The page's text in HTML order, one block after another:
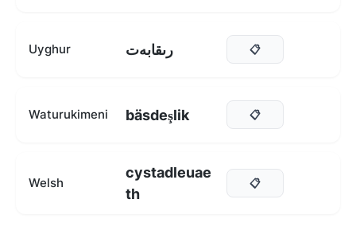
Uyghur رىقابەت 📋
Waturukimeni bäsdeşlik 📋
Welsh
cystadleuae
th
📋